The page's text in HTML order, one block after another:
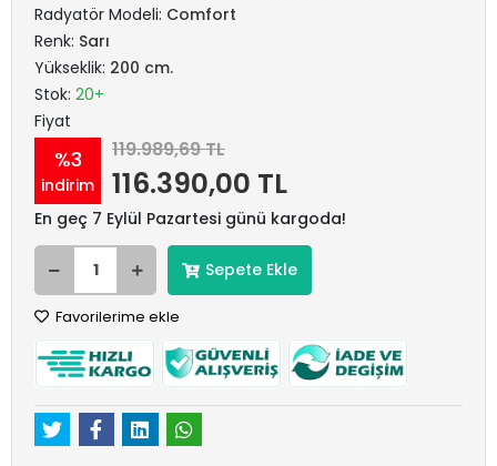
Radyatör Modeli: Comfort
Renk: Sarı
Yükseklik: 200 cm.
Stok: 20+
Fiyat
%3
indirim
119.989,69 TL
116.390,00 TL
En geç 7 Eylül Pazartesi günü kargoda!
Sepete Ekle
Favorilerime ekle